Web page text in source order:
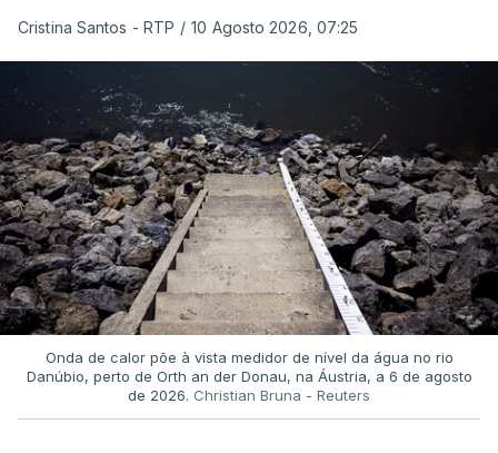
Cristina Santos - RTP / 10 Agosto 2026, 07:25
Onda de calor põe à vista medidor de nível da água no rio
Danúbio, perto de Orth an der Donau, na Áustria, a 6 de agosto
de 2026. Christian Bruna - Reuters